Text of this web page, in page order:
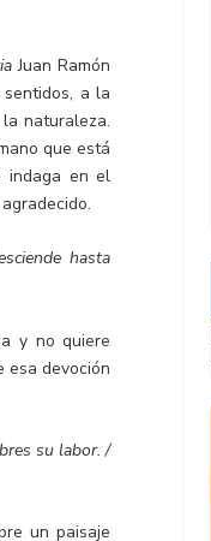
Juan Ramón
a la
naturaleza.
que está
indaga en el
hasta
y no quiere
esa devoción
su labor. /
un paisaje